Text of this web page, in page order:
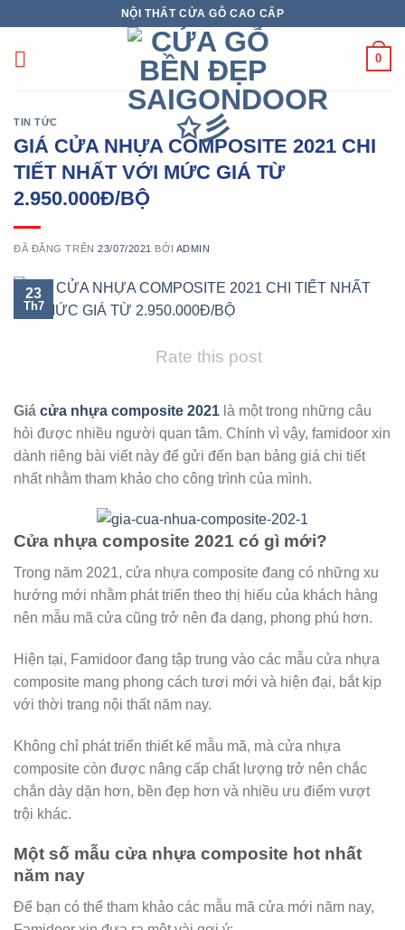
nội
NỘI THẤT CỬA GỖ CAO CẤP
0
TIN TỨC
GIÁ CỬA NHỰA COMPOSITE 2021 CHI
TIẾT NHẤT VỚI MỨC GIÁ TỪ
2.950.000Đ/BỘ
ĐÃ ĐĂNG TRÊN23/07/2021 BỞI ADMIN
23
Th7
Rate this post
Giá cửa nhựa composite 2021 là một trong những câu
hỏi được nhiều người quan tâm. Chính vì vậy, famidoor xin
dành riêng bài viết này để gửi đến bạn bảng giá chi tiết
nhất nhằm tham khảo cho công trình của mình.
Cửa nhựa composite 2021 có gì mới?
Trong năm 2021, cửa nhựa composite đang có những xu
hướng mới nhằm phát triển theo thị hiếu của khách hàng
nên mẫu mã cửa cũng trở nên đa dạng, phong phú hơn.
Hiện tại, Famidoor đang tập trung vào các mẫu cửa nhựa
composite mang phong cách tươi mới và hiện đại, bắt kịp
với thời trang nội thất năm nay.
Không chỉ phát triển thiết kế mẫu mã, mà cửa nhựa
composite còn được nâng cấp chất lượng trở nên chắc
chắn dày dặn hơn, bền đẹp hơn và nhiều ưu điểm vượt
trội khác.
Một số mẫu cửa nhựa composite hot nhất
năm nay
Để bạn có thể tham khảo các mẫu mã cửa mới năm nay,